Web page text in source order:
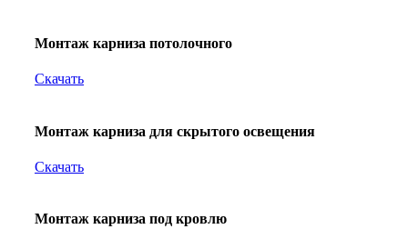
Монтаж карниза потолочного
Скачать
Монтаж карниза для скрытого освещения
Скачать
Монтаж карниза под кровлю